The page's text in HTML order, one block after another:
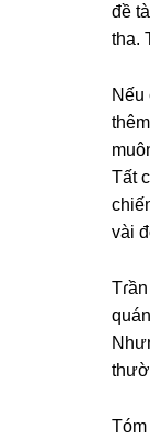
đề
tha.
Nếu
Tất
vài